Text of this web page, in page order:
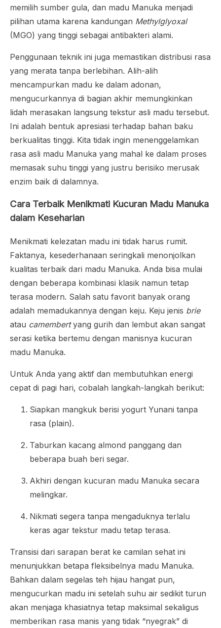
memilih sumber gula, dan madu Manuka menjadi
pilihan utama karena kandungan Methylglyoxal
(MGO) yang tinggi sebagai antibakteri alami.
Penggunaan teknik ini juga memastikan distribusi rasa
yang merata tanpa berlebihan. Alih-alih
mencampurkan madu ke dalam adonan,
mengucurkannya di bagian akhir memungkinkan
lidah merasakan langsung tekstur asli madu tersebut.
Ini adalah bentuk apresiasi terhadap bahan baku
berkualitas tinggi. Kita tidak ingin menenggelamkan
rasa asli madu Manuka yang mahal ke dalam proses
memasak suhu tinggi yang justru berisiko merusak
enzim baik di dalamnya.
Cara Terbaik Menikmati Kucuran Madu Manuka
dalam Keseharian
Menikmati kelezatan madu ini tidak harus rumit.
Faktanya, kesederhanaan seringkali menonjolkan
kualitas terbaik dari madu Manuka. Anda bisa mulai
dengan beberapa kombinasi klasik namun tetap
terasa modern. Salah satu favorit banyak orang
adalah memadukannya dengan keju. Keju jenis brie
atau camembertyang gurih dan lembut akan sangat
serasi ketika bertemu dengan manisnya kucuran
madu Manuka.
Untuk Anda yang aktif dan membutuhkan energi
cepat di pagi hari, cobalah langkah-langkah berikut:
Siapkan mangkuk berisi yogurt Yunani tanpa
rasa (plain).
Taburkan kacang almond panggang dan
beberapa buah beri segar.
Akhiri dengan kucuran madu Manuka secara
melingkar.
Nikmati segera tanpa mengaduknya terlalu
keras agar tekstur madu tetap terasa.
Transisi dari sarapan berat ke camilan sehat ini
menunjukkan betapa fleksibelnya madu Manuka.
Bahkan dalam segelas teh hijau hangat pun,
mengucurkan madu ini setelah suhu air sedikit turun
akan menjaga khasiatnya tetap maksimal sekaligus
memberikan rasa manis yang tidak “nyegrak” di